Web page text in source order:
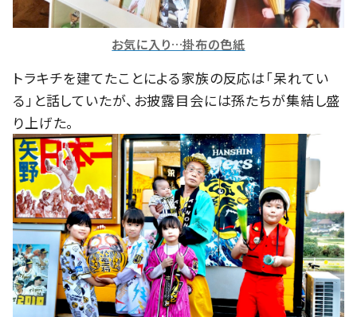
お気に入り…掛布の色紙
トラキチを建てたことによる家族の反応は「呆れてい
る」と話していたが、お披露目会には孫たちが集結し盛
り上げた。